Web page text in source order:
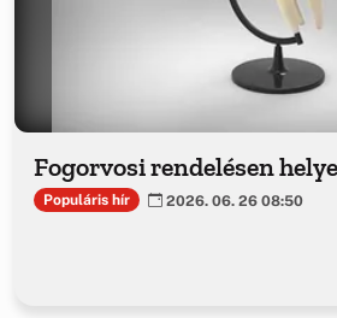
Fogorvosi rendelésen
Populáris hír 2026. 06. 26 08:50